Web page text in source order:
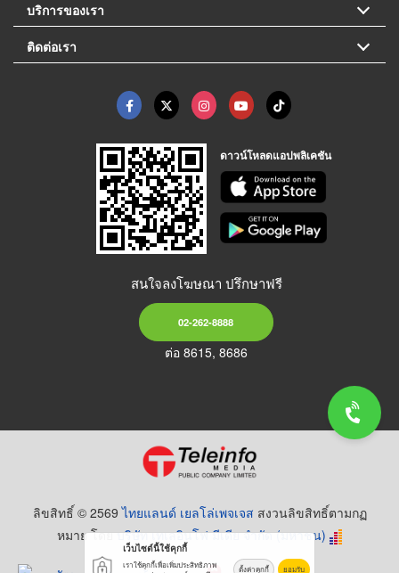
บริการของเรา
ติดต่อเรา
ดาวน์โหลดแอปพลิเคชัน
สนใจลงโฆษณา ปรึกษาฟรี
02-262-8888
ต่อ 8615, 8686
ลิขสิทธิ์ © 2569ไทยแลนด์ เยลโล่เพจเจส สงวนลิขสิทธิ์ตามกฏ
หมาย โดยบริษัท เทเลอินโฟ มีเดีย จำกัด (มหาชน)
เว็บไซต์นี้ใช้คุกกี้
เราใช้คุกกี้เพื่อเพิ่มประสิทธิภาพ
ตั้งค่าคุกกี้ ยอมรับ